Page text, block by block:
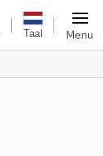
Taal Menu